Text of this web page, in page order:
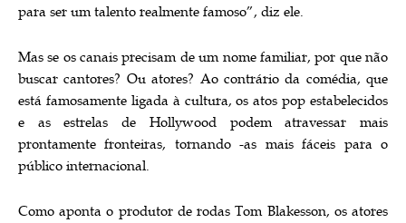
para ser um talento realmente famoso”, diz ele.
Mas se os canais precisam de um nome familiar, por que não
buscar cantores? Ou atores? Ao contrário da comédia, que
está famosamente ligada à cultura, os atos pop estabelecidos
e as estrelas de Hollywood podem atravessar mais
prontamente fronteiras, tornando -as mais fáceis para o
público internacional.
Como aponta o produtor de rodas Tom Blakesson, os atores